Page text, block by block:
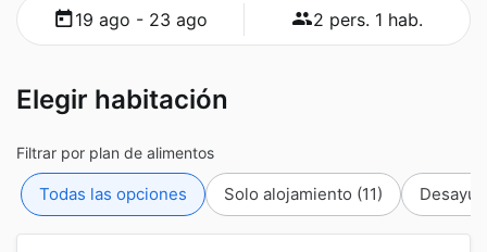
19 ago - 23 ago 2 pers. 1 hab.
Elegir habitación
Filtrar por plan de alimentos
Todas las opciones Solo alojamiento (11)